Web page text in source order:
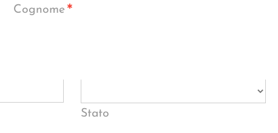
Cognome *
Stato